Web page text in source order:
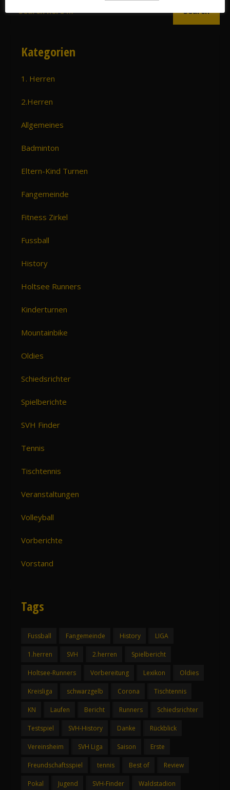
Kategorien
1. Herren
2.Herren
Allgemeines
Badminton
Eltern-Kind Turnen
Fangemeinde
Fitness Zirkel
Fussball
History
Holtsee Runners
Kinderturnen
Mountainbike
Oldies
Schiedsrichter
Spielberichte
SVH Finder
Tennis
Tischtennis
Veranstaltungen
Volleyball
Vorberichte
Vorstand
Tags
Fussball Fangemeinde History LIGA
1.herren SVH 2.herren Spielbericht
Holtsee-Runners Vorbereitung Lexikon Oldies
Kreisliga schwarzgelb Corona Tischtennis
KN Laufen Bericht Runners Schiedsrichter
Testspiel SVH-History Danke Rückblick
Vereinsheim SVH Liga Saison Erste
Freundschaftsspiel tennis Best of Review
Pokal Jugend SVH-Finder Waldstadion